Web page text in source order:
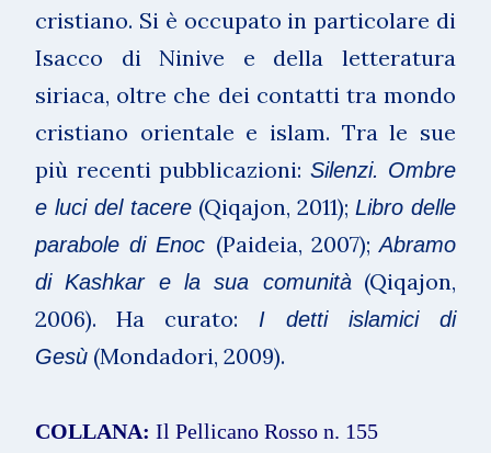
cristiano. Si è occupato in particolare di
Isacco di Ninive e della letteratura
siriaca, oltre che dei contatti tra mondo
cristiano orientale e islam. Tra le sue
più recenti pubblicazioni: Silenzi. Ombre
e luci del tacere (Qiqajon, 2011); Libro delle
parabole di Enoc (Paideia, 2007);Abramo
di Kashkar e la sua comunità(Qiqajon,
2006). Ha curato:
I detti islamici di
Gesù (Mondadori, 2009).
COLLANA: Il Pellicano Rosso n. 155